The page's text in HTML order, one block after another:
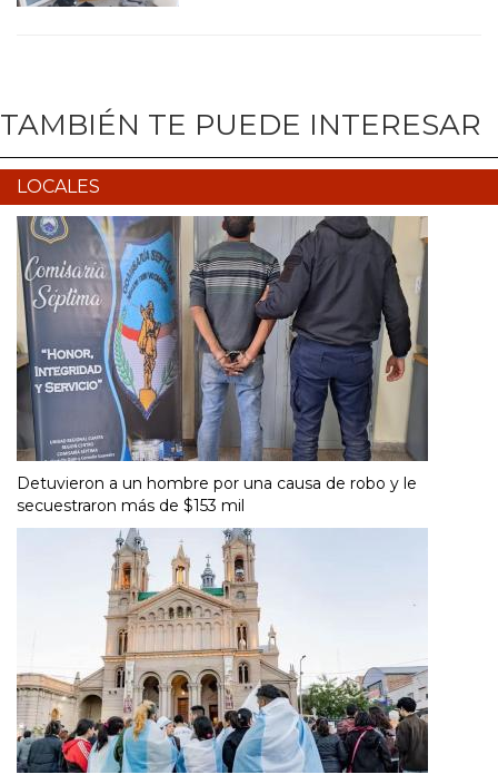
TAMBIÉN TE PUEDE INTERESAR
LOCALES
Detuvieron a un hombre por una causa de robo y le
secuestraron más de $153 mil